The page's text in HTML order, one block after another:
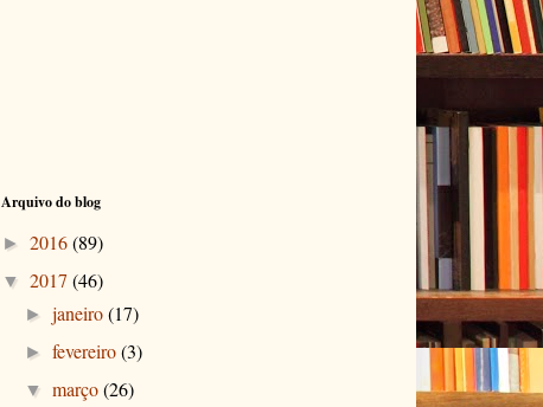
Arquivo do blog
► 2016(89)
▼ 2017 (46)
►janeiro(17)
►fevereiro(3)
▼março(26)